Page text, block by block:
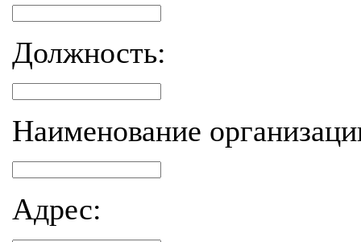
Должность:
Наименование
Адрес: